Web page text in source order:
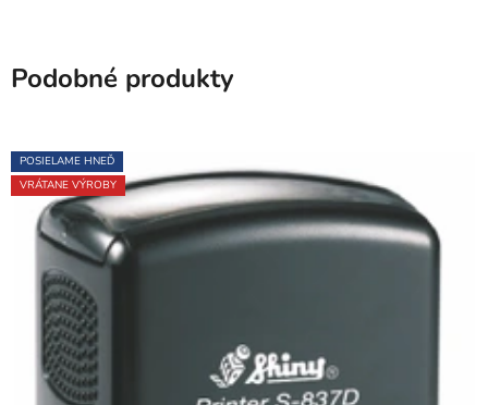
Podobné produkty
POSIELAME HNEĎ
VRÁTANE VÝROBY